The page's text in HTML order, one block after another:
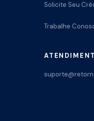
Solicite Seu
Trabalhe